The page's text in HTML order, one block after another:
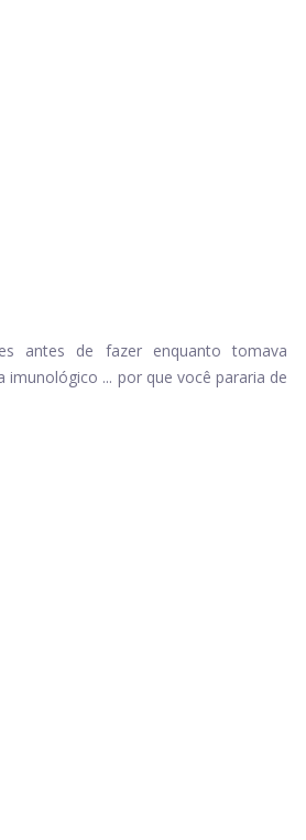
antes de fazer enquanto tomava
... por que você pararia de